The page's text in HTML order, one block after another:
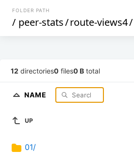
FOLDER PATH
/ peer-stats/route-views4/
12 directories0 files0 B total
NAME
UP
01/